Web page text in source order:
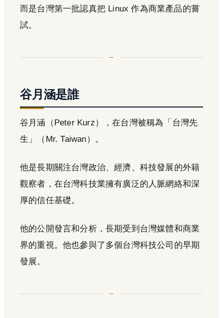
而是台灣第一批認真把 Linux 作為商業產品的嘗
試。
谷月涵是誰
谷月涵（Peter Kurz），在台灣被稱為「台灣先
生」（Mr. Taiwan）。
他是長期關注台灣政治、經濟、科技發展的外籍
觀察者，在台灣科技業擁有廣泛的人脈網絡和深
厚的信任基礎。
他的公開發言和分析，長期受到台灣媒體和商業
界的重視。他也參與了多個台灣科技公司的早期
發展。